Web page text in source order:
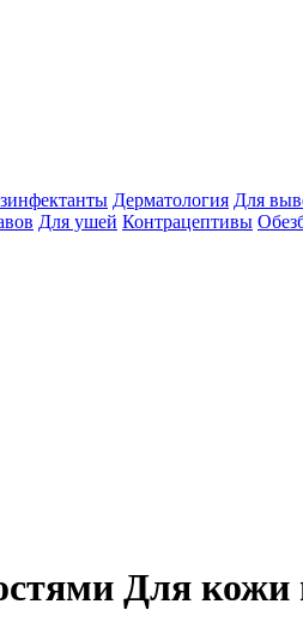
Дерматология Для
Для ушей Контрацептивы
Для